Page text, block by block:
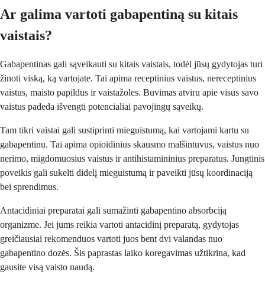
Ar galima vartoti gabapentiną su kitais
vaistais?
Gabapentinas gali sąveikauti su kitais vaistais, todėl jūsų gydytojas turi
žinoti viską, ką vartojate. Tai apima receptinius vaistus, nereceptinius
vaistus, maisto papildus ir vaistažoles. Buvimas atviru apie visus savo
vaistus padeda išvengti potencialiai pavojingų sąveikų.
Tam tikri vaistai gali sustiprinti mieguistumą, kai vartojami kartu su
gabapentinu. Tai apima opioidinius skausmo malšintuvus, vaistus nuo
nerimo, migdomuosius vaistus ir antihistamininius preparatus. Jungtinis
poveikis gali sukelti didelį mieguistumą ir paveikti jūsų koordinaciją
bei sprendimus.
Antacidiniai preparatai gali sumažinti gabapentino absorbciją
organizme. Jei jums reikia vartoti antacidinį preparatą, gydytojas
greičiausiai rekomenduos vartoti juos bent dvi valandas nuo
gabapentino dozės. Šis paprastas laiko koregavimas užtikrina, kad
gausite visą vaisto naudą.